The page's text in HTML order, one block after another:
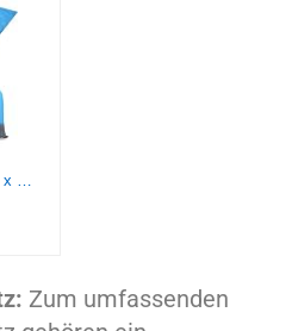
ZFYQ Picknickdecke 140 x 200 cm, Wasserdicht, mit 4 Erdnägel, für Strand, Camping, Picknick und Outdoor Reisen
Zum umfassenden